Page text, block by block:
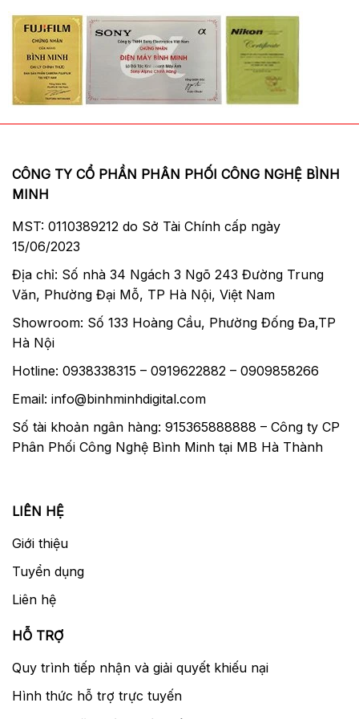
Hệ thống lấy nét Quick-Shift Focus System
cho phép lấy nét nhanh, chính xác và dễ
dàng chuyển đổi từ AF sang MF. Hiệu quả
cao cùng chất lượng ảnh tuyệt đẹp.
Hệ thống chuyển đổi nhanh chóng M/A
phép dịch chuyển tức thời từ lấy nét tự động
AF sang lấy nét tay MF, mang lại một hiệu
suất làm việc tuyệt vời trong nhiều tình
Hệ thống tập trung nội bộ IF
CÔNG TY CỔ PHẦN PHÂN PHỐI CÔNG NGHỆ BÌNH
MINH
MST: 0110389212 do Sở Tài Chính cấp ngày
15/06/2023
Địa chỉ: Số nhà 34 Ngách 3 Ngõ 243 Đường Trung
Văn, Phường Đại Mỗ, TP Hà Nội, Việt Nam
Showroom: Số 133 Hoàng Cầu, Phường Đống Đa,TP
Hà Nội
Hotline: 0938338315 – 0919622882 – 0909858266
Email: info@binhminhdigital.com
Số tài khoản ngân hàng: 915365888888 – Công ty CP
Phân Phối Công Nghệ Bình Minh tại MB Hà Thành
LIÊN HỆ
Giới thiệu
Tuyển dụng
Liên hệ
HỖ TRỢ
Quy trình tiếp nhận và giải quyết khiếu nại
Hình thức hỗ trợ trực tuyến